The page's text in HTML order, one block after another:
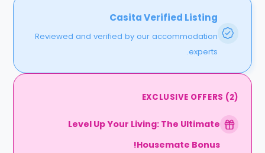
Casita Verified Listing
Reviewed and verified by our accommodation
experts.
EXCLUSIVE OFFERS (2)
Level Up Your Living: The Ultimate
Housemate Bonus!